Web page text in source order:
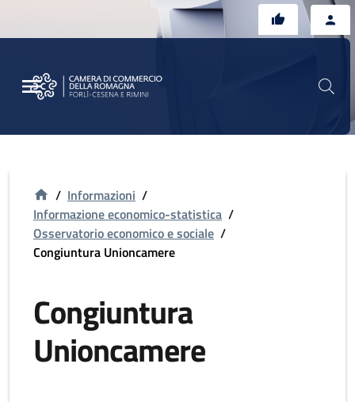
/ Informazioni /
Informazione economico-statistica /
Osservatorio economico e sociale /
Congiuntura Unioncamere
Congiuntura
Unioncamere